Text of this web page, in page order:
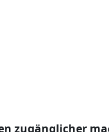
zugänglicher